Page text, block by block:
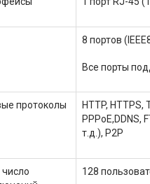
8 портов
Все порты
протоколы
HTTP, HTTPS,
PPPoE,DDNS,
т.д.), P2P
128